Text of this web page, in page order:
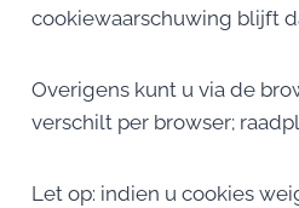
cookiewaarschuwing blijft
Overigens kunt u via de
verschilt per browser;
Let op: indien u cookies